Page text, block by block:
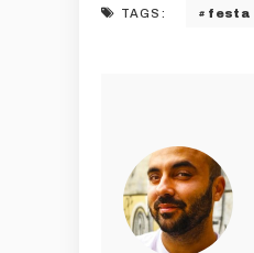
TAGS: festa